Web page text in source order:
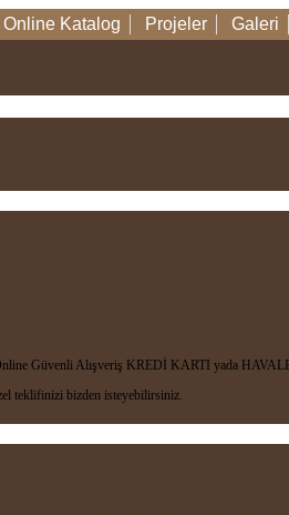
Online Katalog Projeler Galeri
Güvenli Alışveriş KREDİ KARTI yada
teklifinizi bizden isteyebilirsiniz.